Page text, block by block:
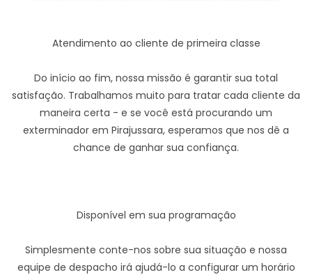
Atendimento ao cliente de primeira classe
Do início ao fim, nossa missão é garantir sua total
satisfação. Trabalhamos muito para tratar cada cliente da
maneira certa - e se você está procurando um
exterminador em Pirajussara, esperamos que nos dê a
chance de ganhar sua confiança.
Disponível em sua programação
Simplesmente conte-nos sobre sua situação e nossa
equipe de despacho irá ajudá-lo a configurar um horário